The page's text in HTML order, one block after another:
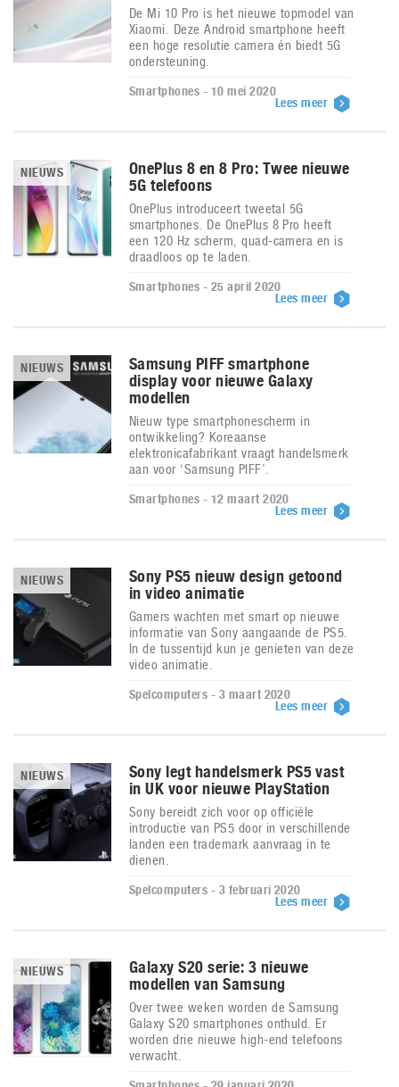
De Mi 10 Pro is het nieuwe topmodel van
Xiaomi. Deze Android smartphone heeft
een hoge resolutie camera én biedt 5G
ondersteuning.
Smartphones - 10 mei 2020
Lees meer
NIEUWS
OnePlus 8 en 8 Pro: Twee nieuwe
5G telefoons
OnePlus introduceert tweetal 5G
smartphones. De OnePlus 8 Pro heeft
een 120 Hz scherm, quad-camera en is
draadloos op te laden.
Smartphones - 25 april 2020
Lees meer
NIEUWS
Samsung PIFF smartphone
display voor nieuwe Galaxy
modellen
Nieuw type smartphonescherm in
ontwikkeling? Koreaanse
elektronicafabrikant vraagt handelsmerk
aan voor ‘Samsung PIFF’.
Smartphones - 12 maart 2020
Lees meer
NIEUWS
Sony PS5 nieuw design getoond
in video animatie
Gamers wachten met smart op nieuwe
informatie van Sony aangaande de PS5.
In de tussentijd kun je genieten van deze
video animatie.
Spelcomputers - 3 maart 2020
Lees meer
NIEUWS
Sony legt handelsmerk PS5 vast
in UK voor nieuwe PlayStation
Sony bereidt zich voor op officiële
introductie van PS5 door in verschillende
landen een trademark aanvraag in te
dienen.
Spelcomputers - 3 februari 2020
Lees meer
NIEUWS
Galaxy S20 serie: 3 nieuwe
modellen van Samsung
Over twee weken worden de Samsung
Galaxy S20 smartphones onthuld. Er
worden drie nieuwe high-end telefoons
verwacht.